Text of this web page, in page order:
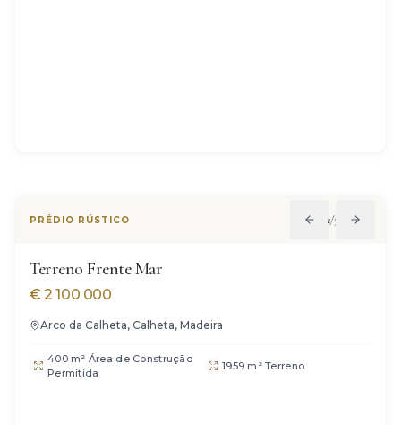
PRÉDIO RÚSTICO 1/5
Terreno Frente Mar
€2 100 000
Arco da Calheta, Calheta, Madeira
400 m² Área de Construção
Permitida
1959 m² Terreno